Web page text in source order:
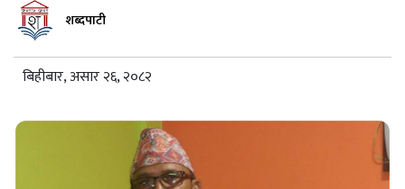
शब्दपाटी
बिहीबार, असार २६, २०८२